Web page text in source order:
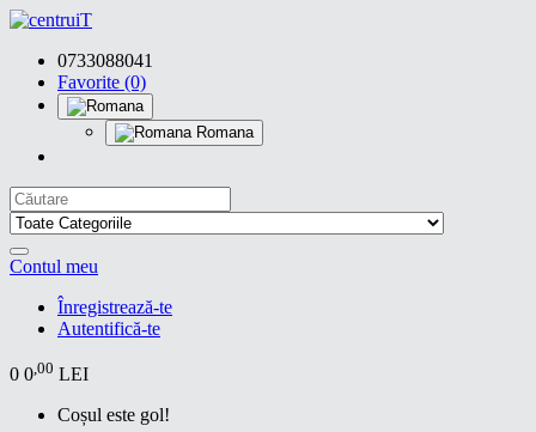
0733088041
Favorite (0)
Romana
Contul meu
Înregistrează-te
Autentifică-te
0 0,00 LEI
Coșul este gol!